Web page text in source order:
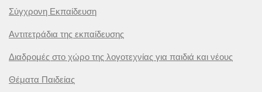
Σύγχρονη Εκπαίδευση
Αντιτετράδια της εκπαίδευσης
Διαδρομές στο χώρο της λογοτεχνίας για παιδιά και νέους
Θέματα Παιδείας